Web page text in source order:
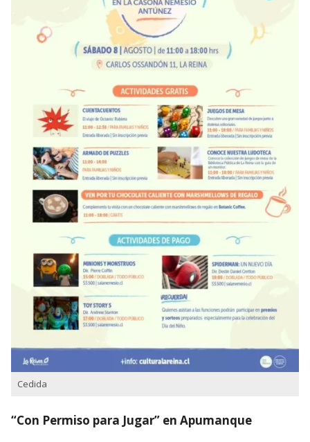
Cedida
“Con Permiso para Jugar” en Apumanque